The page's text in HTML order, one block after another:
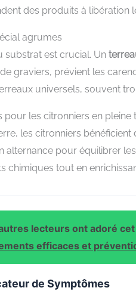
des produits à libération
agrumes
substrat est crucial. Un
de graviers, prévient les
universels, souvent
pour les citronniers en pleine
les citronniers bénéficient
alternance pour équilibrer
chimiques tout en
lecteurs ont adoré
efficaces et
de Symptômes